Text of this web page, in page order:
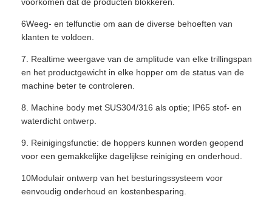
6Weeg- en telfunctie om aan de diverse behoeften van
klanten te voldoen.
7. Realtime weergave van de amplitude van elke trillingspan
en het productgewicht in elke hopper om de status van de
machine beter te controleren.
8. Machine body met SUS304/316 als optie; IP65 stof- en
waterdicht ontwerp.
9. Reinigingsfunctie: de hoppers kunnen worden geopend
voor een gemakkelijke dagelijkse reiniging en onderhoud.
10Modulair ontwerp van het besturingssysteem voor
eenvoudig onderhoud en kostenbesparing.